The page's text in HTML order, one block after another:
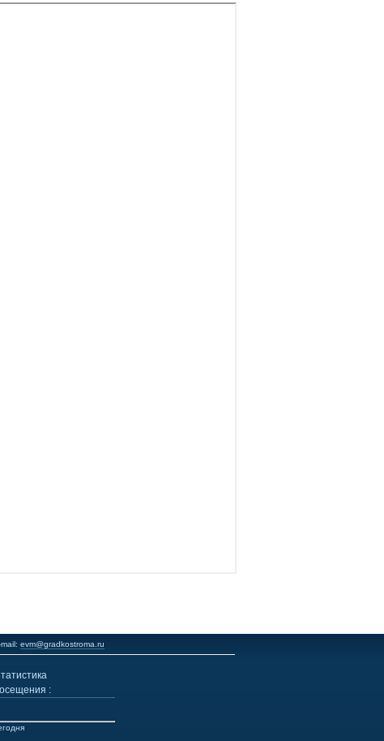
evm@gradkostroma.ru
: